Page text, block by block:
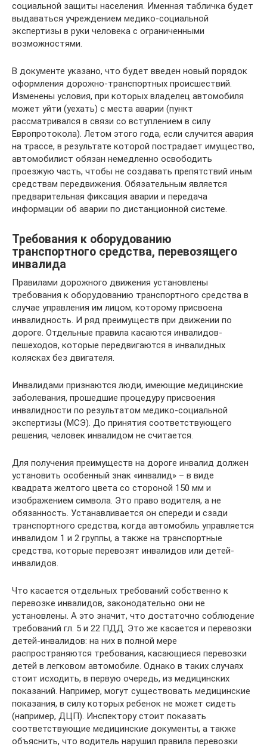
социальной защиты населения. Именная табличка будет
выдаваться учреждением медико-социальной
экспертизы в руки человека с ограниченными
возможностями.
В документе указано, что будет введен новый порядок
оформления дорожно-транспортных происшествий.
Изменены условия, при которых владелец автомобиля
может уйти (уехать) с места аварии (пункт
рассматривался в связи со вступлением в силу
Европротокола). Летом этого года, если случится авария
на трассе, в результате которой пострадает имущество,
автомобилист обязан немедленно освободить
проезжую часть, чтобы не создавать препятствий иным
средствам передвижения. Обязательным является
предварительная фиксация аварии и передача
информации об аварии по дистанционной системе.
Требования к оборудованию
транспортного средства, перевозящего
инвалида
Правилами дорожного движения установлены
требования к оборудованию транспортного средства в
случае управления им лицом, которому присвоена
инвалидность. И ряд преимуществ при движении по
дороге. Отдельные правила касаются инвалидов-
пешеходов, которые передвигаются в инвалидных
колясках без двигателя.
Инвалидами признаются люди, имеющие медицинские
заболевания, прошедшие процедуру присвоения
инвалидности по результатом медико-социальной
экспертизы (МСЭ). До принятия соответствующего
решения, человек инвалидом не считается.
Для получения преимуществ на дороге инвалид должен
установить особенный знак «инвалид» – в виде
квадрата желтого цвета со стороной 150 мм и
изображением символа. Это право водителя, а не
обязанность. Устанавливается он спереди и сзади
транспортного средства, когда автомобиль управляется
инвалидом 1 и 2 группы, а также на транспортные
средства, которые перевозят инвалидов или детей-
инвалидов.
Что касается отдельных требований собственно к
перевозке инвалидов, законодательно они не
установлены. А это значит, что достаточно соблюдение
требований гл. 5 и 22 ПДД. Это же касается и перевозки
детей-инвалидов: на них в полной мере
распространяются требования, касающиеся перевозки
детей в легковом автомобиле. Однако в таких случаях
стоит исходить, в первую очередь, из медицинских
показаний. Например, могут существовать медицинские
показания, в силу которых ребенок не может сидеть
(например, ДЦП). Инспектору стоит показать
соответствующие медицинские документы, а также
объяснить, что водитель нарушил правила перевозки